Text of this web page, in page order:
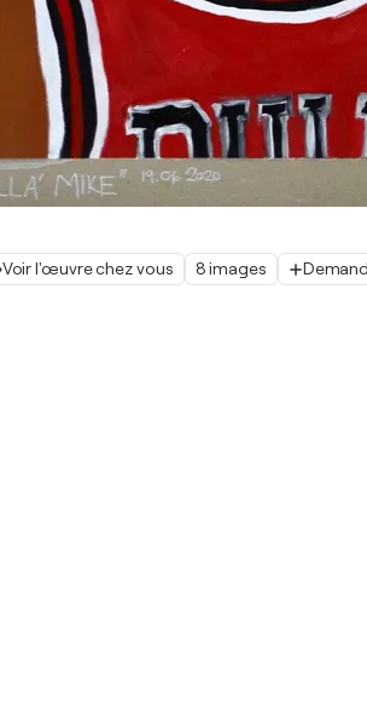
Voir l'œuvre chez vous 8 images